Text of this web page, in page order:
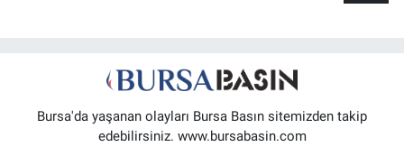
Bursa'da yaşanan olayları Bursa Basın sitemizden takip
edebilirsiniz. www.bursabasin.com